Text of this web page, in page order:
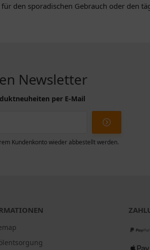
den sporadischen Gebrauch oder den
Newsletter
per E-Mail
Kundenkonto wieder abbestellt werden.